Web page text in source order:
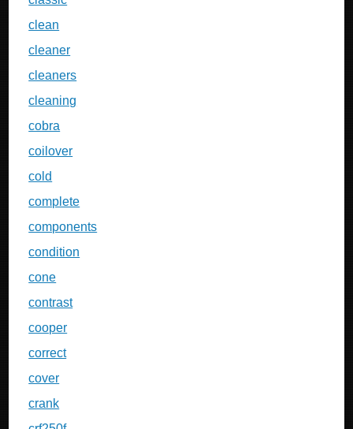
clean
cleaner
cleaners
cleaning
cobra
coilover
cold
complete
components
condition
cone
contrast
cooper
correct
cover
crank